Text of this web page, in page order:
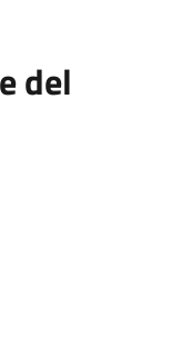
del